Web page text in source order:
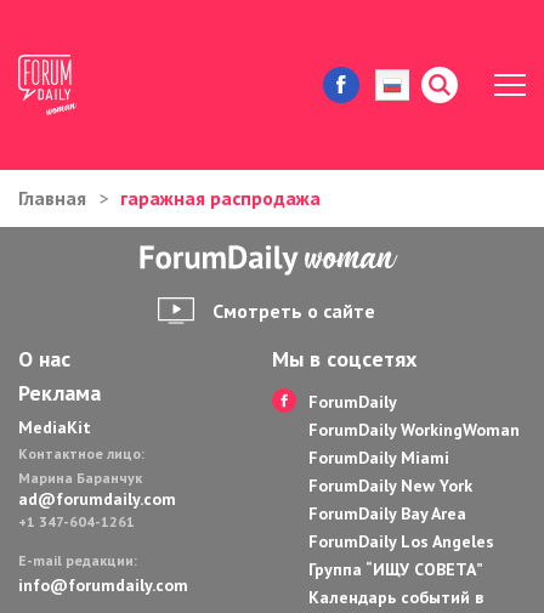
ЖИЗНЬ И ИСТОРИИ
ИММИГРАЦИЯ В США
АВТОРСКИЕ КОЛОНКИ
ЗДОРОВЬЕ И КРАСОТА
ДОМ И ЕДА
Главная гаражная распродажа
Смотреть о сайте
О нас
Реклама
MediaKit
Контактное лицо:
Марина Баранчук
ad@forumdaily.com
+1 347-604-1261
E-mail редакции:
info@forumdaily.com
Мы в соцсетях
ForumDaily
ForumDaily WorkingWoman
ForumDaily Miami
ForumDaily New York
ForumDaily Bay Area
ForumDaily Los Angeles
Группа “ИЩУ СОВЕТА”
Календарь событий в